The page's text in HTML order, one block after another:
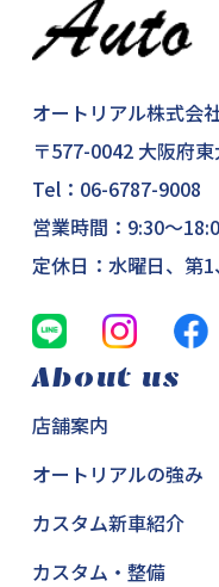
オートリアル株式会
〒577-0042 大阪府
Tel： 06-6787-9008
営業時間：9:30～
定休日：水曜日、第1
About us
店舗案内
オートリアルの強み
カスタム新車紹介
カスタム・整備